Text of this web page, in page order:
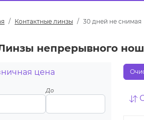
Контактные линзы 30 дней не снимая
непрерывного
цена
До